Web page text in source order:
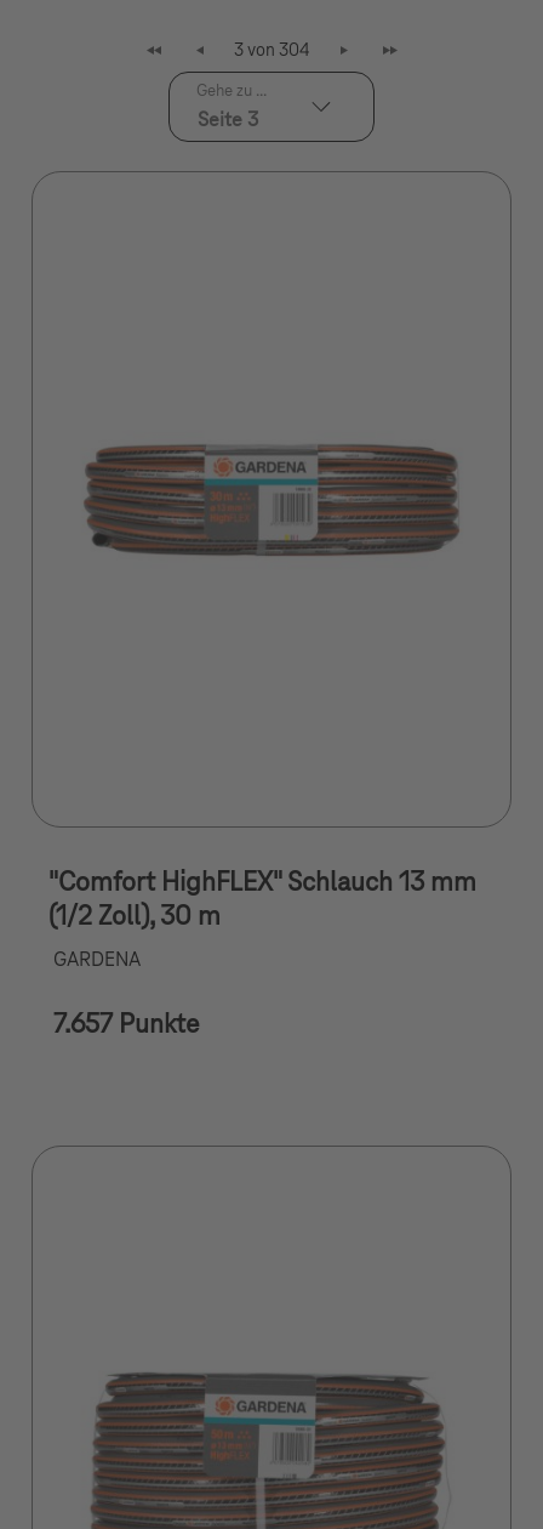
3 von 304
Seite 3
Gehe zu ...
"Comfort HighFLEX" Schlauch 13 mm
(1/2 Zoll), 30 m
GARDENA
7.657 Punkte